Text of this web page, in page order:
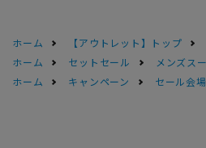
ホーム 【アウトレット】トップ
ホーム
セットセール
メンズス
ホーム
キャンペーン セール会場